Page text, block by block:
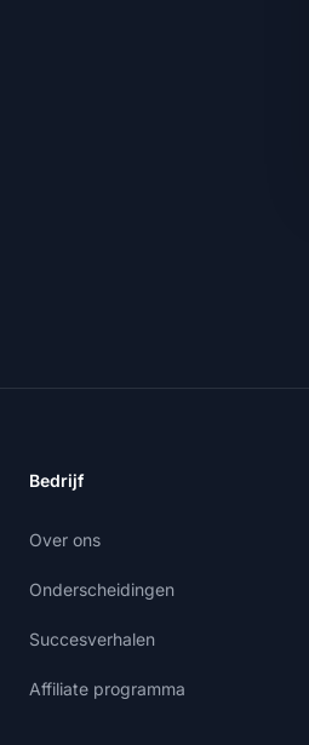
Bedrijf
Over ons
Onderscheidingen
Succesverhalen
Affiliate programma